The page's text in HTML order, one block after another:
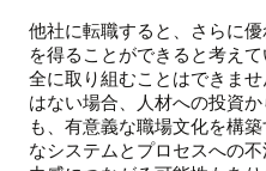
他社に転職すると、さらに
を得ることができると考え
全に取り組むことはできま
はない場合、人材への投資
も、有意義な職場文化を構
なシステムとプロセスへの